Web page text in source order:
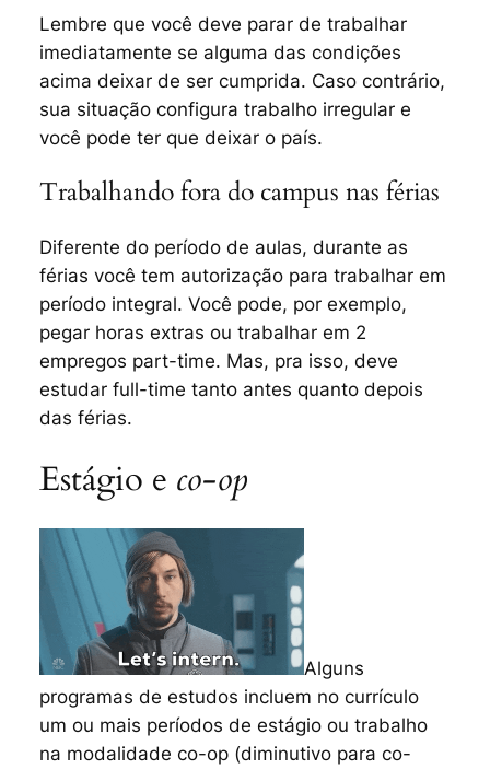
Lembre que você deve parar de trabalhar
imediatamente se alguma das condições
acima deixar de ser cumprida. Caso contrário,
sua situação configura trabalho irregular e
você pode ter que deixar o país.
Trabalhando fora do campus nas férias
Diferente do período de aulas, durante as
férias você tem autorização para trabalhar em
período integral. Você pode, por exemplo,
pegar horas extras ou trabalhar em 2
empregos part-time. Mas, pra isso, deve
estudar full-time tanto antes quanto depois
das férias.
Estágio e co-op
Alguns
programas de estudos incluem no currículo
um ou mais períodos de estágio ou trabalho
na modalidade co-op(diminutivo para co-